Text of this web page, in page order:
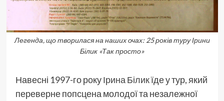
Легенда, що творилася на наших очах: 25 років туру Ірини
Білик «Так просто»
Навесні 1997-го рокуІрина Біликїде у тур, який
переверне попсцена молодої та незалежної